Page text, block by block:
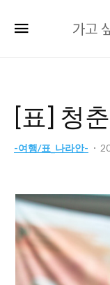
가고
[표] 청
-여행/표_나라안-